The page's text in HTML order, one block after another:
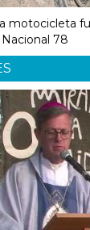
motocicleta
78